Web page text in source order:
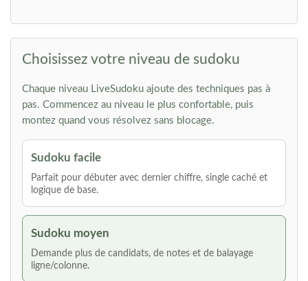
Choisissez votre niveau de sudoku
Chaque niveau LiveSudoku ajoute des techniques pas à
pas. Commencez au niveau le plus confortable, puis
montez quand vous résolvez sans blocage.
Sudoku facile
Parfait pour débuter avec dernier chiffre, single caché et
logique de base.
Sudoku moyen
Demande plus de candidats, de notes et de balayage
ligne/colonne.